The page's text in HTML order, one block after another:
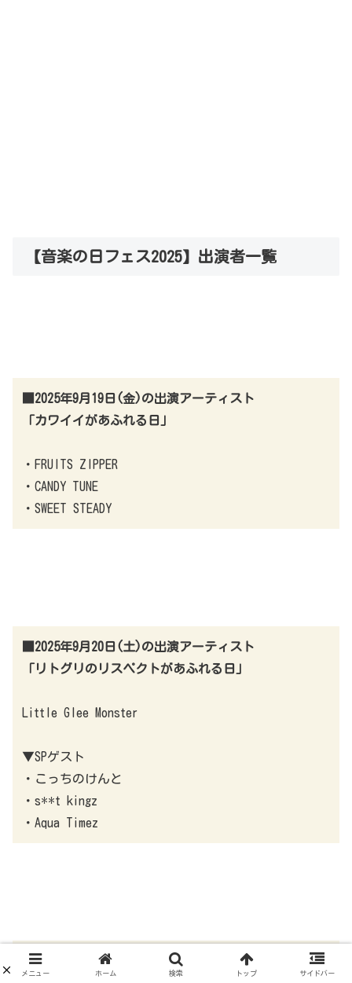
【音楽の日フェス2025】出演者一覧
■2025年9月19日(金)の出演アーティスト
「カワイイがあふれる日」
・FRUITS ZIPPER
・CANDY TUNE
・SWEET STEADY
■2025年9月20日(土)の出演アーティスト
「リトグリのリスペクトがあふれる日」
Little Glee Monster
▼SPゲスト
・こっちのけんと
・s**t kingz
・Aqua Timez
■2025年9月21日(日)の出演アーティスト
メニュー ホーム 検索 トップ サイドバー